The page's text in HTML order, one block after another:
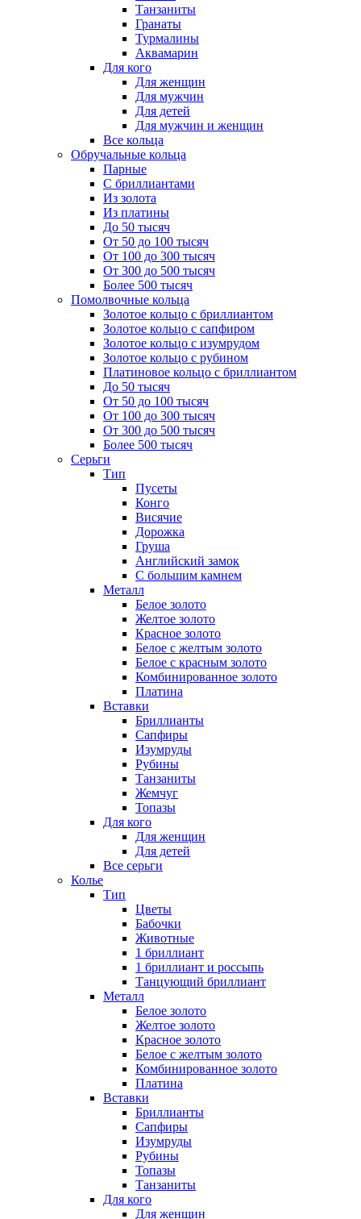
Танзаниты
Гранаты
Турмалины
Аквамарин
Для кого
Для женщин
Для мужчин
Для детей
Для мужчин и женщин
Все кольца
Обручальные кольца
Парные
С бриллиантами
Из золота
Из платины
До 50 тысяч
От 50 до 100 тысяч
От 100 до 300 тысяч
От 300 до 500 тысяч
Более 500 тысяч
Помолвочные кольца
Золотое кольцо с бриллиантом
Золотое кольцо с сапфиром
Золотое кольцо с изумрудом
Золотое кольцо с рубином
Платиновое кольцо с бриллиантом
До 50 тысяч
От 50 до 100 тысяч
От 100 до 300 тысяч
От 300 до 500 тысяч
Более 500 тысяч
Серьги
Тип
Пусеты
Конго
Висячие
Дорожка
Груша
Английский замок
С большим камнем
Металл
Белое золото
Желтое золото
Красное золото
Белое с желтым золото
Белое с красным золото
Комбинированное золото
Платина
Вставки
Бриллианты
Сапфиры
Изумруды
Рубины
Танзаниты
Жемчуг
Топазы
Для кого
Для женщин
Для детей
Все серьги
Колье
Тип
Цветы
Бабочки
Животные
1 бриллиант
1 бриллиант и россыпь
Танцующий бриллиант
Металл
Белое золото
Желтое золото
Красное золото
Белое с желтым золото
Комбинированное золото
Платина
Вставки
Бриллианты
Сапфиры
Изумруды
Рубины
Топазы
Танзаниты
Для кого
Для женщин